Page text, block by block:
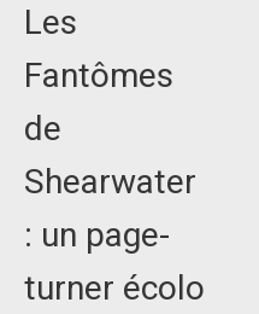
Les
Fantômes
de
Shearwater
: un page-
turner écolo